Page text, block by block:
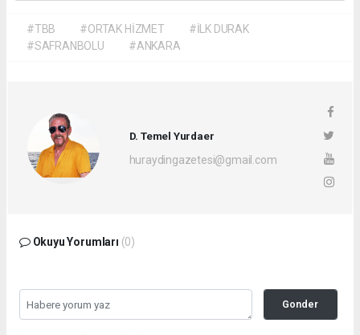
#TBB #ORTAK HİZMET
#İLK DURAK
#SAFRANBOLU
#ANKARA
D. Temel Yurdaer
huraydingazetesi@gmail.com
Okuyu Yorumları (0)
Gonder